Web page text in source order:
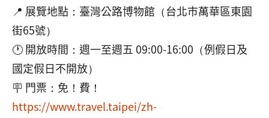
📍 展覽地點：臺灣公路博物館（台北市萬華區東園
街65號）
🕐 開放時間：週一至週五 09:00-16:00（例假日及
國定假日不開放）
🪧 門票：免！費！
https://www.travel.taipei/zh-